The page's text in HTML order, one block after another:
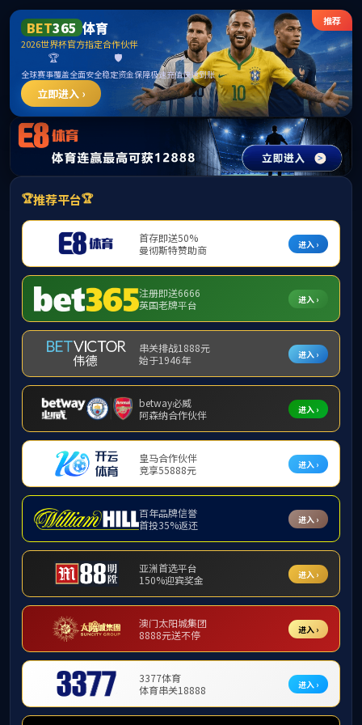
集团网站群 CN
当前位置：首页 资讯中心 环保信息
集团订阅号
0518-080198659
邮箱：120193591@qq.com
地址：江苏省连云港市连云区板桥街道祥和路22号
邮编：
222069
Copyright © 2025 连云港江山神丝新材料有限公司 版权所有苏